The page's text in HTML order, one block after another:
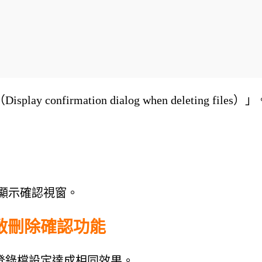
confirmation dialog when deleting files）」
示確認視窗。
刪除確認功能